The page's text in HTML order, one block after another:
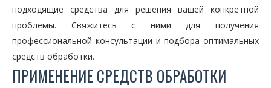
подходящие средства для решения вашей конкретной
проблемы. Свяжитесь с ними для получения
профессиональной консультации и подбора оптимальных
средств обработки.
ПРИМЕНЕНИЕ СРЕДСТВ ОБРАБОТКИ